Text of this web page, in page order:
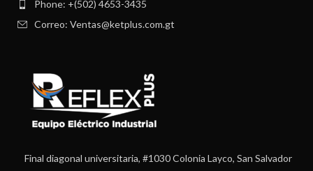
Phone: +(502) 4653-3435
Correo: Ventas@ketplus.com.gt
Final diagonal universitaria, #1030 Colonia Layco, San Salvador